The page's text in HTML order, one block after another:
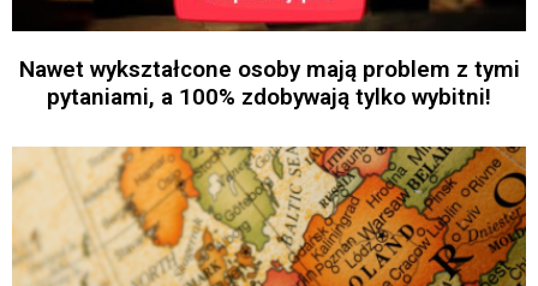
Nawet wykształcone osoby mają problem z tymi
pytaniami, a 100% zdobywają tylko wybitni!